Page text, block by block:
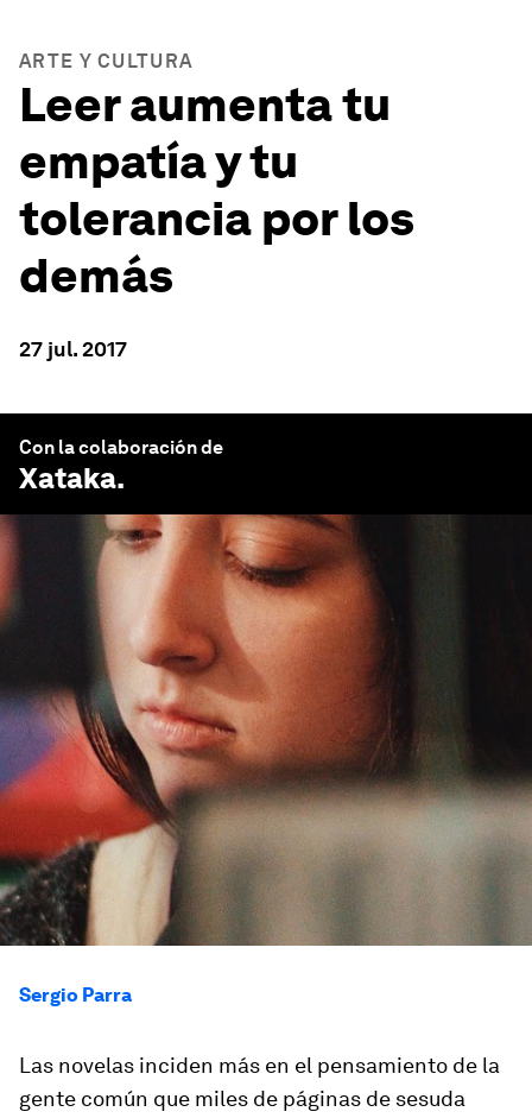
ARTE Y CULTURA
Leer aumenta tu
empatía y tu
tolerancia por los
demás
27 jul. 2017
Con la colaboración de
Xataka.
Sergio Parra
Las novelas inciden más en el pensamiento de la
gente común que miles de páginas de sesuda